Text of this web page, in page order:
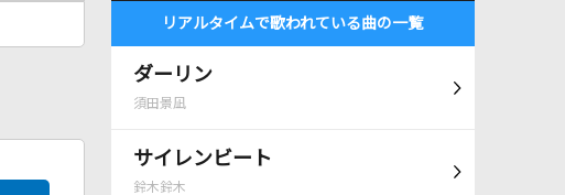
リアルタイムで歌われている曲の一覧
ダーリン
須田景凪
サイレンビート
鈴木鈴木